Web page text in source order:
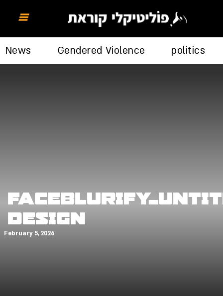
News Gendered Violence politics
design
February 5, 2026